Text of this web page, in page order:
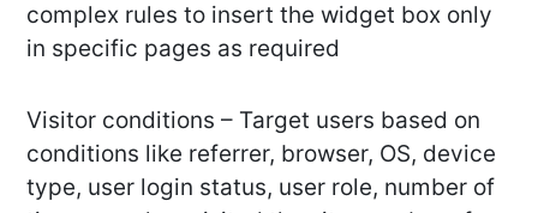
complex rules to insert the widget box only
in specific pages as required
Visitor conditions – Target users based on
conditions like referrer, browser, OS, device
type, user login status, user role, number of